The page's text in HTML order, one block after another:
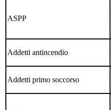
ASPP
Addetti antincendio
Addetti primo soccorso